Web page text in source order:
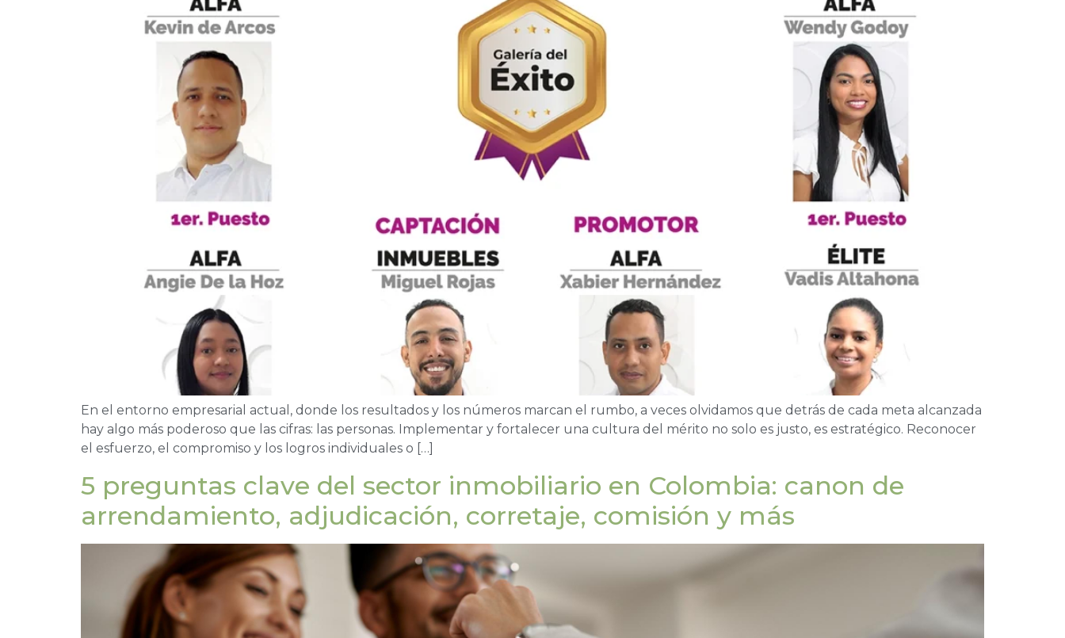
En el entorno empresarial actual, donde los resultados y los números marcan el rumbo, a veces olvidamos que detrás de cada meta alcanzada
hay algo más poderoso que las cifras: las personas. Implementar y fortalecer una cultura del mérito no solo es justo, es estratégico. Reconocer
el esfuerzo, el compromiso y los logros individuales o […]
5 preguntas clave del sector inmobiliario en Colombia: canon de
arrendamiento, adjudicación, corretaje, comisión y más